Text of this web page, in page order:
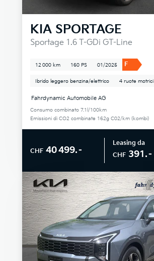
KIA SPORTAGE
Sportage 1.6 T-GDi GT-Line
12 000 km 160 PS 01/2025 F
Ibrido leggero benzina/elettrico 4 ruote motrici
Fahrdynamic Automobile AG
Consumo combinato 7.1l/100km
Emissioni di CO2 combinate 162g C02/km (kombi)
CHF 40 499.–
Leasing da
CHF 391.–